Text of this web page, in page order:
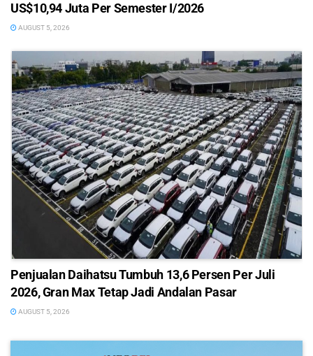
US$10,94 Juta Per Semester I/2026
AUGUST 5, 2026
Penjualan Daihatsu Tumbuh 13,6 Persen Per Juli
2026, Gran Max Tetap Jadi Andalan Pasar
AUGUST 5, 2026